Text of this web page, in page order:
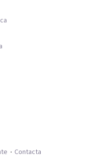
Contacta